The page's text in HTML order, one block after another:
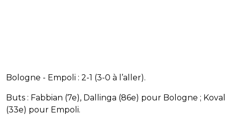
Bologne - Empoli : 2-1 (3-0 à l’aller).
Buts : Fabbian (7e), Dallinga (86e) pour Bologne ;
(33e) pour Empoli.